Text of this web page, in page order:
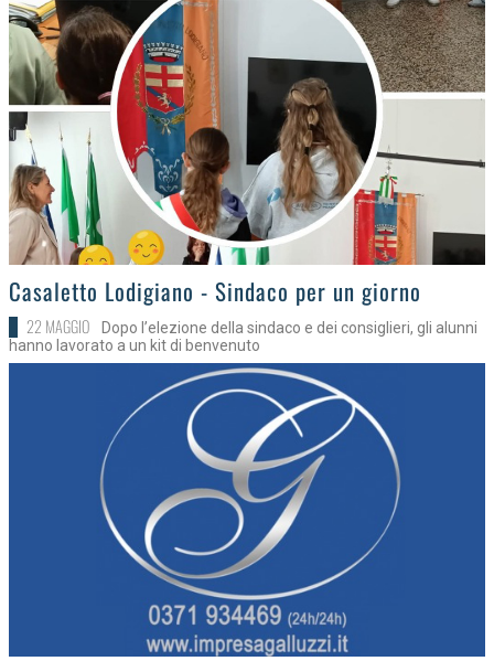
>
Casaletto Lodigiano - Sindaco per un giorno
22 MAGGIO
Dopo l’elezione della sindaco e dei consiglieri, gli alunni
hanno lavorato a un kit di benvenuto